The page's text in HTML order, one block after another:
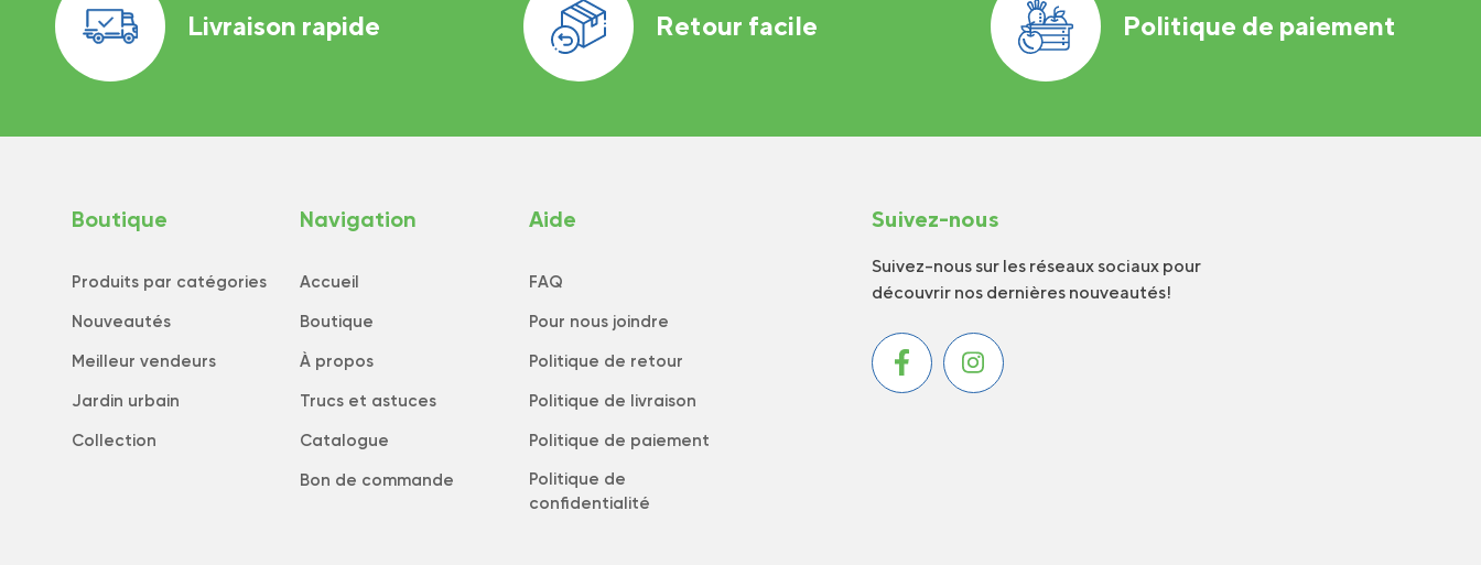
Livraison rapide Retour facile Politique de paiement
Boutique
Produits par catégories
Nouveautés
Meilleur vendeurs
Jardin urbain
Collection
Navigation
Accueil
Boutique
À propos
Trucs et astuces
Catalogue
Bon de commande
Aide
FAQ
Pour nous joindre
Politique de retour
Politique de livraison
Politique de paiement
Politique de
confidentialité
Suivez-nous
Suivez-nous sur les réseaux sociaux pour
découvrir nos dernières nouveautés!